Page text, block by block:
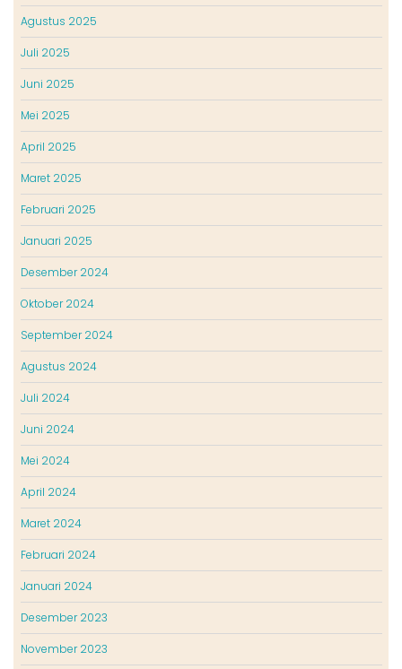
Agustus 2025
Juli 2025
Juni 2025
Mei 2025
April 2025
Maret 2025
Februari 2025
Januari 2025
Desember 2024
Oktober 2024
September 2024
Agustus 2024
Juli 2024
Juni 2024
Mei 2024
April 2024
Maret 2024
Februari 2024
Januari 2024
Desember 2023
November 2023